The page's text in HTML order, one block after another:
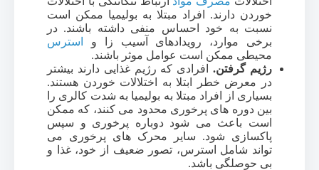
خوردن دارند. افراد مبتلا به بولیمیا ممکن است
نسبت به خود احساس منفی داشته باشند. در
برخی موارد، رویدادهای آسیب زا و
استرس
محیطی ممکن است عوامل موثر باشند.
رژیم گرفتن.
افرادی که رژیم غذایی دارند بیشتر
در معرض خطر ابتلا به اختلالات خوردن هستند.
بسیاری از افراد مبتلا به بولیمیا به شدت کالری را
بین دوره های پرخوری محدود می کنند، که ممکن
است باعث می شود دوباره پرخوری و سپس
پاکسازی شود. سایر محرک های پرخوری می
تواند شامل استرس، تصور ضعیف از خود، غذا و
بی حوصلگی باشد.